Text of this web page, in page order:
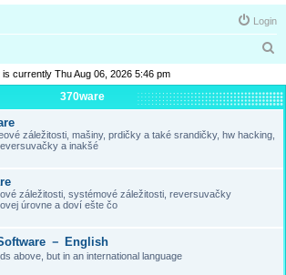
Login
a
r
is currently Thu Aug 06, 2026 5:46 pm
370ware
záležitosti, mašiny, prdičky a také srandičky, hw hacking,
a inakšé
záležitosti, systémové záležitosti, reversuvačky
úrovne a doví ešte čo
－ English
above, but in an international language